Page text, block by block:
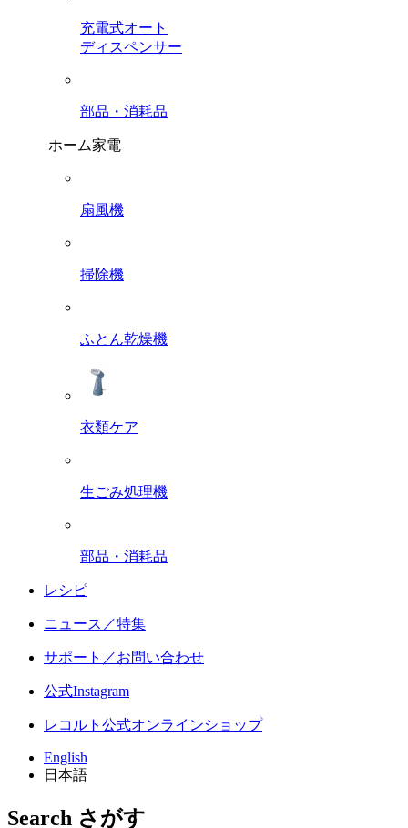
充電式オート
ディスペンサー
部品・消耗品
ホーム家電
扇風機
掃除機
ふとん乾燥機
衣類ケア
生ごみ処理機
部品・消耗品
レシピ
ニュース／特集
サポート／お問い合わせ
公式Instagram
レコルト公式オンラインショップ
English
日本語
Search さがす